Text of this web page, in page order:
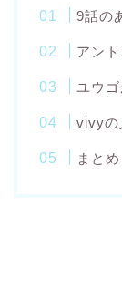
9話の
アン
ユウ
vivyの
まとめ